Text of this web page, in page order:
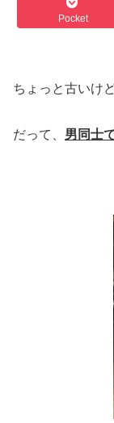
Pocket
ちょっと古いけ
だって、 男同士